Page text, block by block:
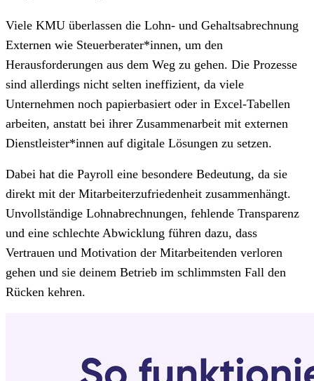
Viele KMU überlassen die Lohn- und Gehaltsabrechnung
Externen wie Steuerberater*innen, um den
Herausforderungen aus dem Weg zu gehen. Die Prozesse
sind allerdings nicht selten ineffizient, da viele
Unternehmen noch papierbasiert oder in Excel-Tabellen
arbeiten, anstatt bei ihrer Zusammenarbeit mit externen
Dienstleister*innen auf digitale Lösungen zu setzen.
Dabei hat die Payroll eine besondere Bedeutung, da sie
direkt mit der Mitarbeiterzufriedenheit zusammenhängt.
Unvollständige Lohnabrechnungen, fehlende Transparenz
und eine schlechte Abwicklung führen dazu, dass
Vertrauen und Motivation der Mitarbeitenden verloren
gehen und sie deinem Betrieb im schlimmsten Fall den
Rücken kehren.